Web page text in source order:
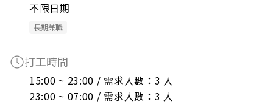
不限日期
長期兼職
打工時間
15:00 ~ 23:00 / 需求人數：3 人
23:00 ~ 07:00 / 需求人數：3 人